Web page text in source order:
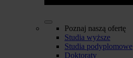
Poznaj naszą ofertę
Studia wyższe
Studia podyplomowe
Doktoraty